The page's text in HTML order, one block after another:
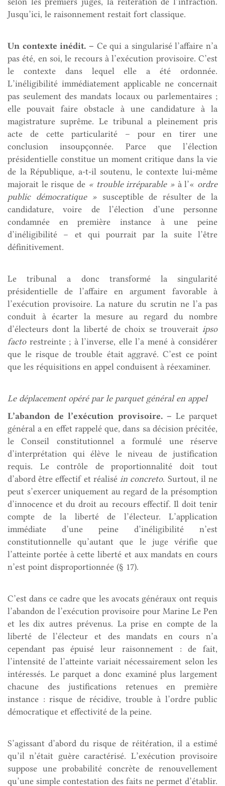
Jusqu’ici, le raisonnement restait fort classique.
Un contexte inédit. – Ce qui a singularisé l’affaire n’a
pas été, en soi, le recours à l’exécution provisoire. C’est
le contexte dans lequel elle a été ordonnée.
L’inéligibilité immédiatement applicable ne concernait
pas seulement des mandats locaux ou parlementaires ;
elle pouvait faire obstacle à une candidature à la
magistrature suprême. Le tribunal a pleinement pris
acte de cette particularité – pour en tirer une
conclusion insoupçonnée. Parce que l’élection
présidentielle constitue un moment critique dans la vie
de la République, a-t-il soutenu, le contexte lui-même
majorait le risque de « trouble irréparable »à l’« ordre
public démocratique » susceptible de résulter de la
candidature, voire de l’élection d’une personne
condamnée en première instance à une peine
d’inéligibilité – et qui pourrait par la suite l’être
définitivement.
Le tribunal a donc transformé la singularité
présidentielle de l’affaire en argument favorable à
l’exécution provisoire. La nature du scrutin ne l’a pas
conduit à écarter la mesure au regard du nombre
d’électeurs dont la liberté de choix se trouverait ipso
factorestreinte ; à l’inverse, elle l’a mené à considérer
que le risque de trouble était aggravé. C’est ce point
que les réquisitions en appel conduisent à réexaminer.
Le déplacement opéré par le parquet général en appel
L’abandon de l’exécution provisoire. – Le parquet
général a en effet rappelé que, dans sa décision précitée,
le Conseil constitutionnel a formulé une réserve
d’interprétation qui élève le niveau de justification
requis. Le contrôle de proportionnalité doit tout
d’abord être effectif et réaliséin concreto. Surtout, il ne
peut s’exercer uniquement au regard de la présomption
d’innocence et du droit au recours effectif. Il doit tenir
compte de la liberté de l’électeur. L’application
immédiate d’une peine d’inéligibilité n’est
constitutionnelle qu’autant que le juge vérifie que
l’atteinte portée à cette liberté et aux mandats en cours
n’est point disproportionnée (§ 17).
C’est dans ce cadre que les avocats généraux ont requis
l’abandon de l’exécution provisoire pour Marine Le Pen
et les dix autres prévenus. La prise en compte de la
liberté de l’électeur et des mandats en cours n’a
cependant pas épuisé leur raisonnement : de fait,
l’intensité de l’atteinte variait nécessairement selon les
intéressés. Le parquet a donc examiné plus largement
chacune des justifications retenues en première
instance : risque de récidive, trouble à l’ordre public
démocratique et effectivité de la peine.
S’agissant d’abord du risque de réitération, il a estimé
qu’il n’était guère caractérisé. L’exécution provisoire
suppose une probabilité concrète de renouvellement
qu’une simple contestation des faits ne permet d’établir.